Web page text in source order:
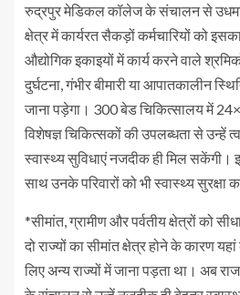
रुद्रपुर मेडिकल कॉलेज के संचालन से
क्षेत्र में कार्यरत सैकड़ों कर्मचारियों को
औद्योगिक इकाइयों में कार्य करने वाले
दुर्घटना, गंभीर बीमारी या आपातकालीन
जाना पड़ेगा। 300 बेड चिकित्सालय में
विशेषज्ञ चिकित्सकों की उपलब्धता से उन्हें
स्वास्थ्य सुविधाएं नजदीक ही मिल सकेंगी।
साथ उनके परिवारों को भी स्वास्थ्य सुरक्षा
*सीमांत, ग्रामीण और पर्वतीय क्षेत्रों को
दो राज्यों का सीमांत क्षेत्र होने के कारण
लिए अन्य राज्यों में जाना पड़ता था। अब